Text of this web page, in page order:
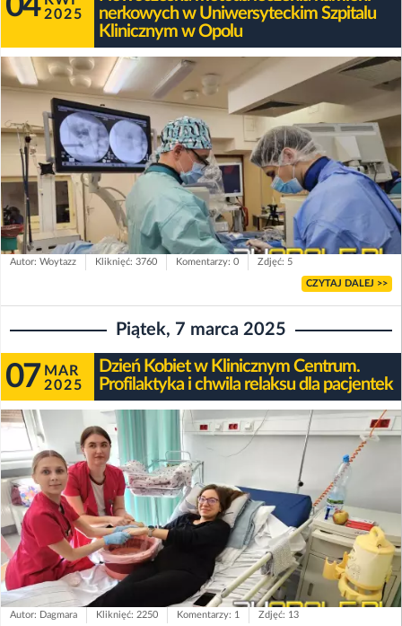
2025
nerkowych w Uniwersyteckim Szpitalu
Klinicznym w Opolu
Autor: Woytazz Kliknięć: 3760 Komentarzy: 0 Zdjęć: 5
CZYTAJ DALEJ >>
Piątek, 7 marca 2025
07 MAR
2025
Dzień Kobiet w Klinicznym Centrum.
Profilaktyka i chwila relaksu dla pacjentek
Autor: Dagmara Kliknięć: 2250 Komentarzy: 1 Zdjęć: 13